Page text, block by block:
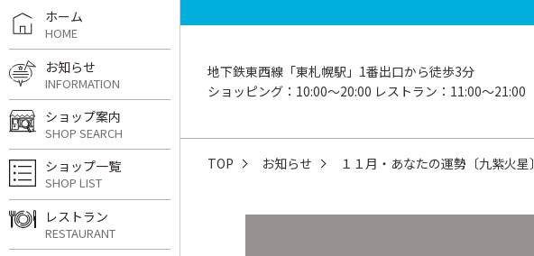
地下鉄東西線「東札幌駅」1番出口から徒歩3分
ショッピング：10:00〜20:00 レストラン：11:00〜21:00
TOP お知らせ １１月・あなたの運勢〔九紫火星〕
ホーム
HOME
お知らせ
INFORMATION
ショップ案内
SHOP SEARCH
ショップ一覧
SHOP LIST
レストラン
RESTAURANT